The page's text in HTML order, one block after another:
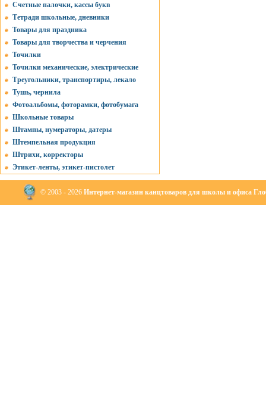
Счетные палочки, кассы букв
Тетради школьные, дневники
Товары для праздника
Товары для творчества и черчения
Точилки
Точилки механические, электрические
Треугольники, транспортиры, лекало
Тушь, чернила
Фотоальбомы, фоторамки, фотобумага
Школьные товары
Штампы, нумераторы, датеры
Штемпельная продукция
Штрихи, корректоры
Этикет-ленты, этикет-пистолет
© 2003 - 2026 Интернет-магазин канцтоваров для школы и офиса